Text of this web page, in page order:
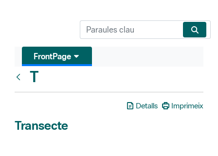
FrontPage
T
Detalls Imprimeix
Transecte